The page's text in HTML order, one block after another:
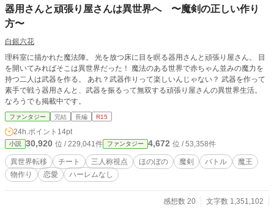
器用さんと頑張り屋さんは異世界へ 〜魔剣の正しい作り
方〜
白銀六花
理科室に描かれた魔法陣。 光を放つ床に目を瞑る器用さんと頑張り屋さん。 目
を開いてみればそこは異世界だった！ 魔法のある世界で赤ちゃん並みの魔力を
持つ二人は武器を作る。 あれ？武器作りって楽しいんじゃない？ 武器を作って
素手で戦う器用さんと、武器を振るって無双する頑張り屋さんの異世界生活。
なろうでも掲載中です。
ファンタジー 完結 長編 R15
24h.ポイント 14pt
小説 30,920 位 / 229,041件 ファンタジー 4,672 位 / 53,358件
異世界転移 チート 三人称視点 ほのぼの 魔剣 バトル
魔王
物作り
恋愛 ハーレムなし
感想数 20
文字数 1,351,102